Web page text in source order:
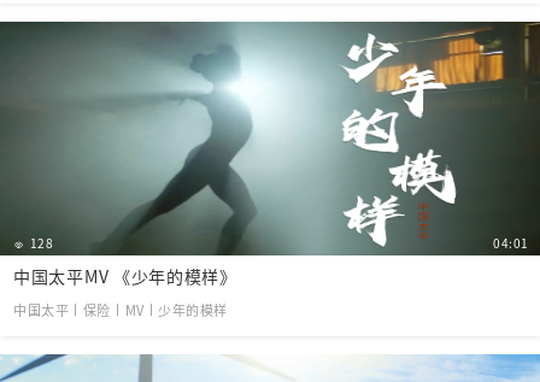
128 04:01
中国太平MV 《少年的模样》
中国太平丨保险丨MV丨少年的模样